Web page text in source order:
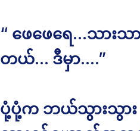
“ ဖေဖေရေ…သာ
တယ်… ဒီမှာ….”
ပုံ့ပုံ့က ဘယ်သွားသွာ